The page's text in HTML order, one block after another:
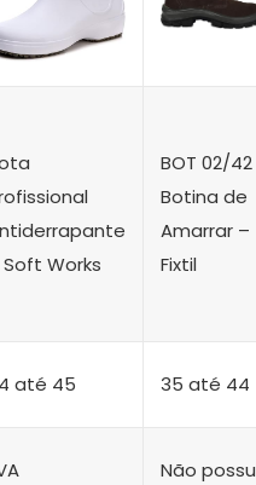
Soft Works
BOT 02/42
Botina de
Amarrar –
Fixtil
até 45 35 até 44
Não